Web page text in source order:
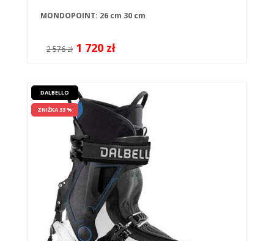
MONDOPOINT: 26 cm 30 cm
2 576 zł 1 720 zł
DALBELLO
ZNIŻKA 33 %